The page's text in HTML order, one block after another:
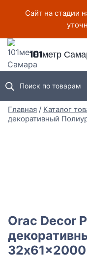
Сайт на стадии
101метр
Поиск по товарам
Главная / Каталог
декоративный
Orac Decor
32x61x2000